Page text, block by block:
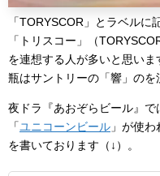
「TORYSCOR」とラベルに
「トリスコー」（
を連想する人が多いと思いま
瓶はサントリーの「響」のを
夜ドラ『あおぞらビール』で
「ユニコーンビール 」が使
を書いております（↓）。